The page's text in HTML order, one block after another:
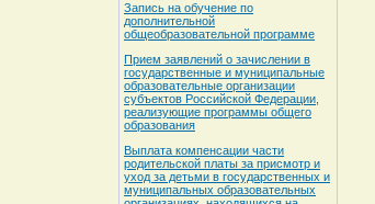
Запись на обучение по
дополнительной
общеобразовательной программе
Прием заявлений о зачислении в
государственные и муниципальные
образовательные организации
субъектов Российской Федерации,
реализующие программы общего
образования
Выплата компенсации части
родительской платы за присмотр и
уход за детьми в государственных и
муниципальных образовательных